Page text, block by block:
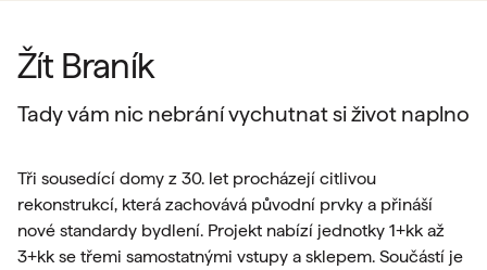
Žít Braník
Tady vám nic nebrání vychutnat si život naplno
Tři sousedící domy z 30. let procházejí citlivou
rekonstrukcí, která zachovává původní prvky a přináší
nové standardy bydlení. Projekt nabízí jednotky 1+kk až
3+kk se třemi samostatnými vstupy a sklepem. Součástí je